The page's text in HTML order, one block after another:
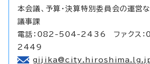
本会議、予算・決算特別委員会の運営
議事課
電話：082-504-2436 ファクス
2449